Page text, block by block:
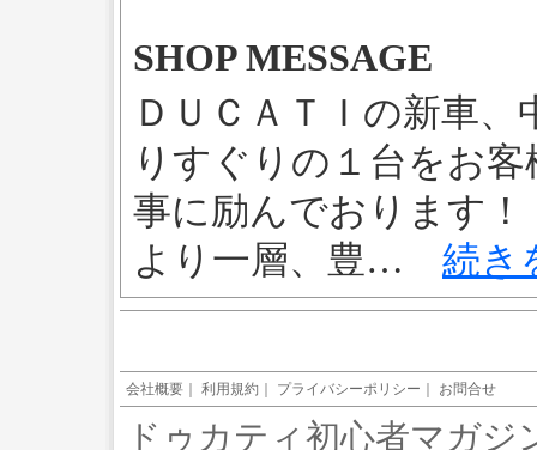
SHOP MESSAGE
ＤＵＣＡＴＩの新車
りすぐりの１台をお
事に励んでおります
より一層、豊… 続き
会社概要 利用規約 プライバシーポリシー お問合せ
ドゥカティ初心者マガ